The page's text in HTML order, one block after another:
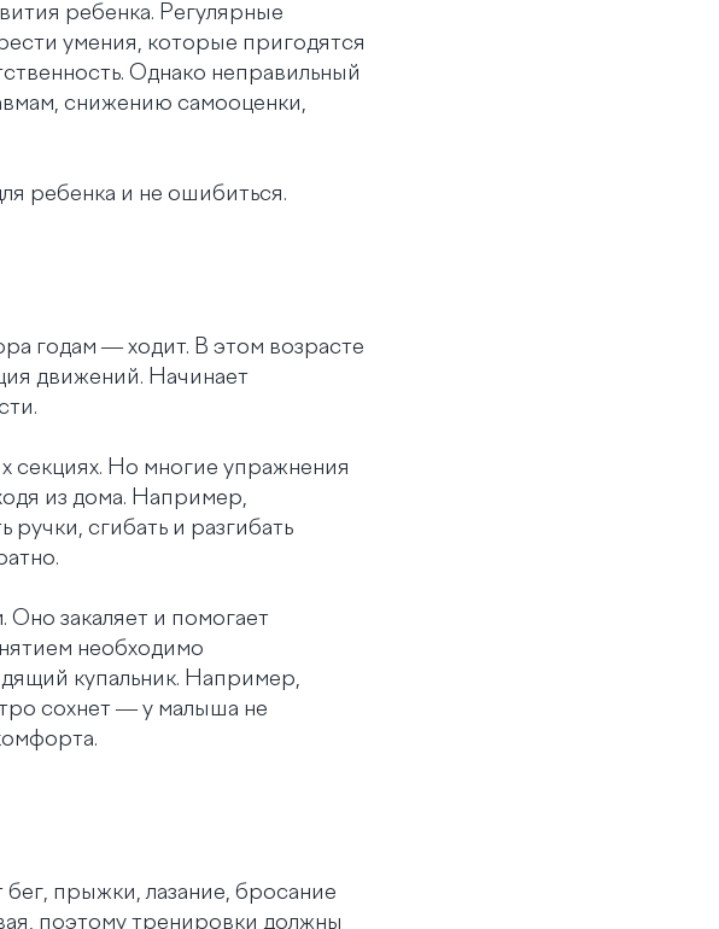
ребенка. Регулярные
умения, которые пригодятся
Однако неправильный
снижению самооценки,
ребенка и не ошибиться.
годам — ходит. В этом возрасте
движений. Начинает
секциях. Но многие упражнения
из дома. Например,
ручки, сгибать и разгибать
закаляет и помогает
необходимо
купальник. Например,
сохнет — у малыша не
прыжки, лазание, бросание
поэтому тренировки должны